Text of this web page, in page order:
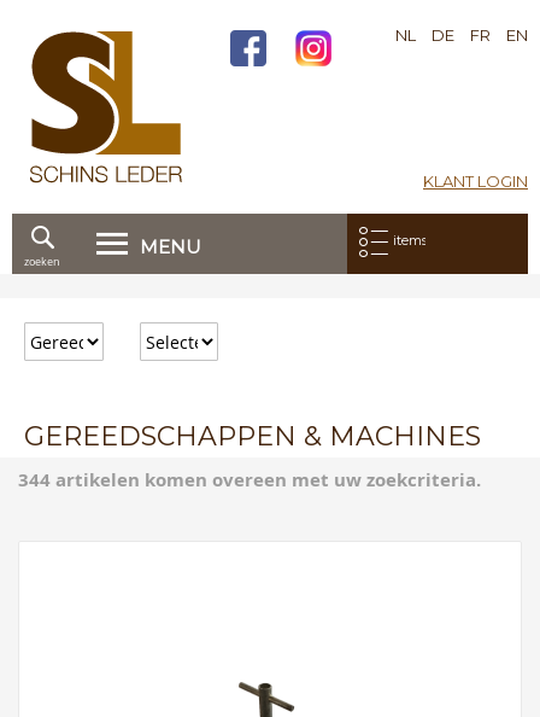
KLANT LOGIN
NL DE FR EN
MENU Mijn bestelling:
items
door
naar
zoeken
GEREEDSCHAPPEN & MACHINES
344 artikelen komen overeen met uw zoekcriteria.